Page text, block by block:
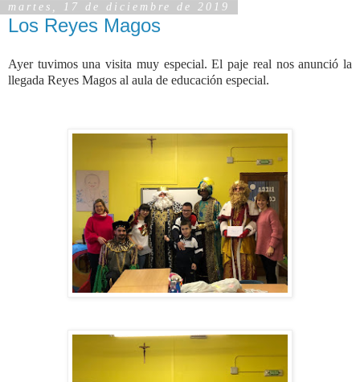
martes, 17 de diciembre de 2019
Los Reyes Magos
Ayer tuvimos una visita muy especial. El paje real nos anunció la
llegada Reyes Magos al aula de educación especial.